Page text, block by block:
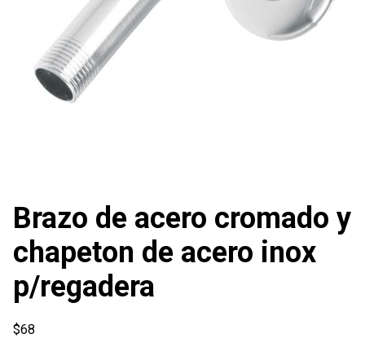
Brazo de acero cromado y
chapeton de acero inox
p/regadera
$68